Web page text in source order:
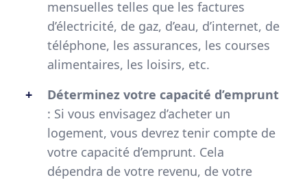
mensuelles telles que les factures
d’électricité, de gaz, d’eau, d’internet, de
téléphone, les assurances, les courses
alimentaires, les loisirs, etc.
Déterminez votre capacité d’emprunt
: Si vous envisagez d’acheter un
logement, vous devrez tenir compte de
votre capacité d’emprunt. Cela
dépendra de votre revenu, de votre